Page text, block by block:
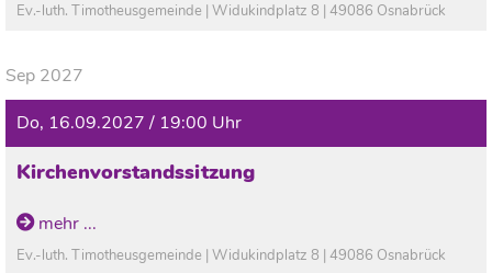
Ev.-luth. Timotheusgemeinde | Widukindplatz 8 | 49086 Osnabrück
Sep 2027
Do, 16.09.2027 / 19:00 Uhr
Kirchenvorstandssitzung
mehr ...
Ev.-luth. Timotheusgemeinde | Widukindplatz 8 | 49086 Osnabrück